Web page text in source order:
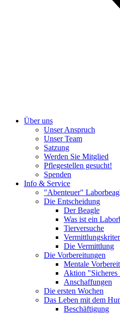
Über uns
Unser Anspruch
Unser Team
Satzung
Werden Sie Mitglied
Pflegestellen gesucht!
Spenden
Info & Service
"Abenteuer"
Die Entscheidung
Der Beagle
Was ist ein
Tierversuche
Die Vermittlung
Die Vorbereitungen
Mentale
Aktion "Sicheres
Anschaffungen
Die ersten Wochen
Das Leben mit dem
Beschäftigung